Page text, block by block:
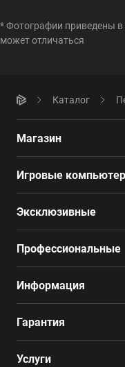
* Фотографии приведены
может отличаться
Каталог
Магазин
Игровые
Эксклюзивные
Профессиональные
Информация
Гарантия
Услуги